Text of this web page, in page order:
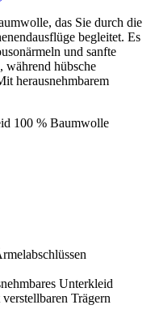
das Sie durch die
begleitet. Es
und sanfte
während hübsche
herausnehmbarem
100 % Baumwolle
Unterkleid
Trägern